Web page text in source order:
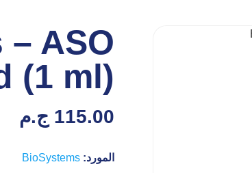
ASO
(1 ml)
115.00 ج.م
المورد: BioSystems